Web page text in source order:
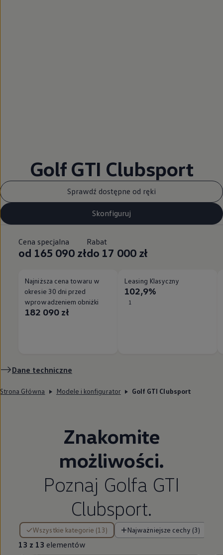
Golf GTI Clubsport
Sprawdź dostępne od ręki
Skonfiguruj
Cena specjalna
od 165 090 zł
Rabat
do 17 000 zł
Najniższa cena towaru w
okresie 30 dni przed
wprowadzeniem obniżki
182 090 zł
Leasing Klasyczny
102,9%
1
Dane techniczne
Strona Główna Modele i konfigurator Golf GTI Clubsport
Znakomite
możliwości.
Poznaj Golfa GTI
Clubsport.
Wszystkie kategorie (13) Najważniejsze cechy (3)
13 z 13 elementów
13 z 13 elementów